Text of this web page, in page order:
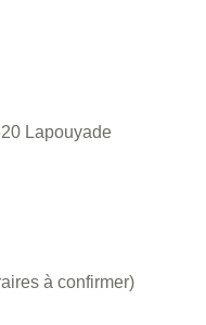
Lapouyade
à confirmer)